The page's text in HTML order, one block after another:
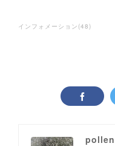
インフォメーション (48)
pollen